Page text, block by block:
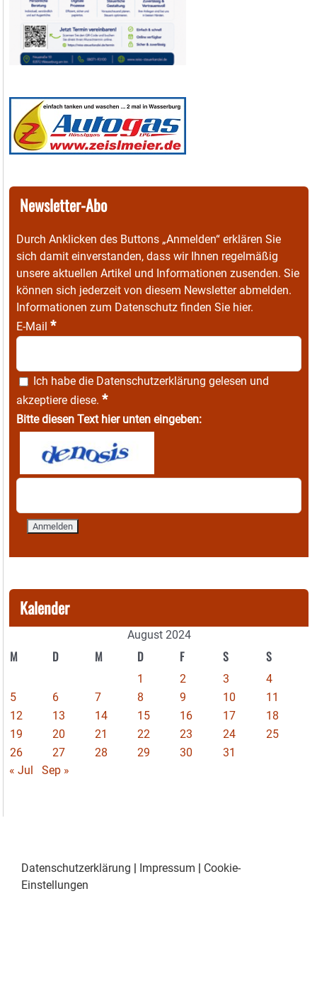
Newsletter-Abo
Durch Anklicken des Buttons „Anmelden“ erklären Sie
sich damit einverstanden, dass wir Ihnen regelmäßig
unsere aktuellen Artikel und Informationen zusenden. Sie
können sich jederzeit von diesem Newsletter abmelden.
Informationen zum Datenschutz finden Sie hier.
E-Mail *
Ich habe die Datenschutzerklärung gelesen und
akzeptiere diese. *
Bitte diesen Text hier unten eingeben:
Kalender
August 2024
M D M D F S S
1 2 3
4
5
6 7 8 9 10
11
12
13 14 15 16 17
18
19
20 21 22 23 24
25
26
27 28 29 30
31
« Jul
Sep »
Datenschutzerklärung | Impressum | Cookie-
Einstellungen